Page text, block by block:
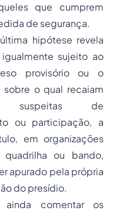
que cumprem
de segurança.
hipótese revela
sujeito ao
provisório ou o
sobre o qual recaiam
suspeitas de
ou participação, a
em organizações
quadrilha ou bando,
apurado pela própria
do presídio.
ainda comentar os